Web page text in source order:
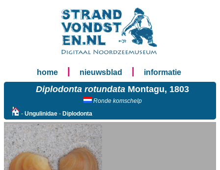
home nieuwsblad informatie
Diplodonta rotundata Montagu, 1803
Ronde komschelp
- Ungulinidae - Diplodonta